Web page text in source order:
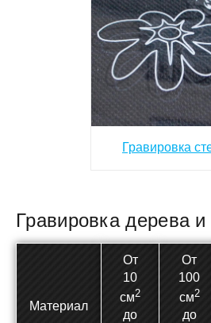
Гравировка
Гравировка дерева
Материал
От
10
см2
до
От
100
см2
до